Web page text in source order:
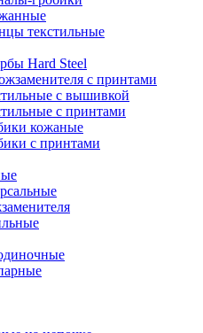
текстильные
Hard Steel
с принтами
с вышивкой
с принтами
кожаные
с принтами